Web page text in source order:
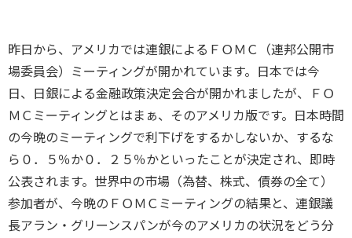
昨日から、アメリカでは連銀によるＦＯＭＣ（連邦公開市
場委員会）ミーティングが開かれています。日本では今
日、日銀による金融政策決定会合が開かれましたが、ＦＯ
ＭＣミーティングとはまぁ、そのアメリカ版です。日本時間
の今晩のミーティングで利下げをするかしないか、するな
ら０．５％か０．２５％かといったことが決定され、即時
公表されます。世界中の市場（為替、株式、債券の全て）
参加者が、今晩のＦＯＭＣミーティングの結果と、連銀議
長アラン・グリーンスパンが今のアメリカの状況をどう分